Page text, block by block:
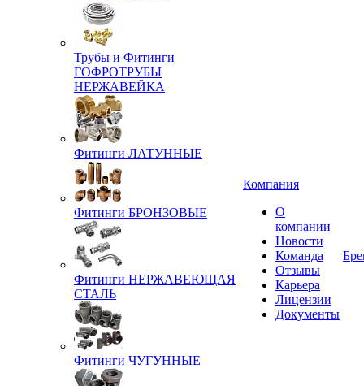
Трубы и Фитинги
ГОФРОТРУБЫ
НЕРЖАВЕЙКА
Фитинги ЛАТУННЫЕ
Фитинги БРОНЗОВЫЕ
Фитинги НЕРЖАВЕЮЩАЯ
СТАЛЬ
Фитинги ЧУГУННЫЕ
Компания
О
компании
Новости
Команда
Отзывы
Карьера
Лицензии
Документы